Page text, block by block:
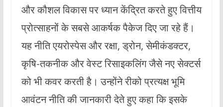
और कौशल विकास पर ध्यान केंद्रित करते हुए वित्तीय
प्रोत्साहनों के सबसे आकर्षक पैकेज दिए जा रहे हैं।
यह नीति एयरोस्पेस और रक्षा, ड्रोन, सेमीकंडक्टर,
कृषि-तकनीक और वेस्ट रिसाइकलिंग जैसे नए सेक्टर्स
को भी कवर करती है। उन्होंने रीको प्रत्यक्ष भूमि
आवंटन नीति की जानकारी देते हुए कहा कि इसके